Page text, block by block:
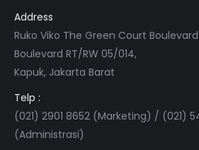
Address
Ruko Viko The Green Court
Boulevard RT/RW 05/014,
Kapuk, Jakarta Barat
Telp :
(021) 2901 8652 (Marketing) / (021)
(Administrasi)